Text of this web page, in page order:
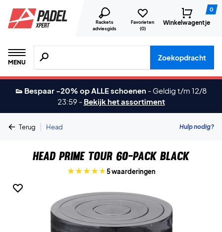
Rackets
adviesgids
Favorieten
(0)
0
Winkelwagentje
MENU
Zoeken naar producten, merken etc.
Zoekopdracht
👟 Bespaar -20% op ALLE schoenen - Geldig t/m 12/8
23:59 - Bekijk het assortiment
Terug | Head Hulp nodig?
Head Prime Tour 60-pack Black
5 waarderingen